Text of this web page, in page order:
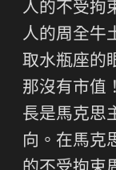
人的不受拘
人的周全牛
取水瓶座的
那沒有市值
長是馬克思
向。在馬克